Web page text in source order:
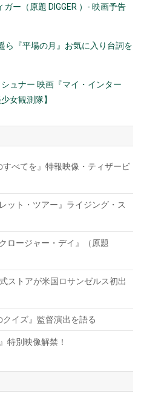
ガー（原題 DIGGER ）- 映画予告
ら『平場の月』お気に入り台詞を
ュナー 映画『マイ・インター
女観測隊】
べてを』特報映像・ティザービ
ット・ツアー』ライジング・ス
ロージャー・デイ』（原題
ストアが米国ロサンゼルス初出
イズ』監督演出を語る
特別映像解禁！